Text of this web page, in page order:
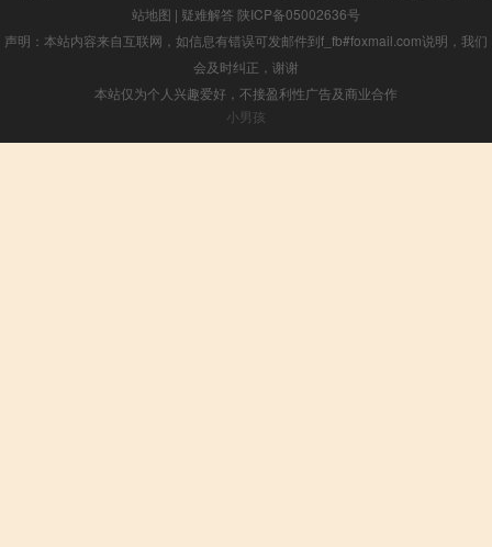
站地图 | 疑难解答 陕ICP备05002636号
声明：本站内容来自互联网，如信息有错误可发邮件到f_fb#foxmail.com说明，我们
会及时纠正，谢谢
本站仅为个人兴趣爱好，不接盈利性广告及商业合作
小男孩